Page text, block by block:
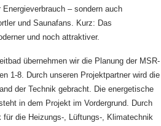
– sondern auch
und Saunafans. Kurz: Das
und noch attraktiver.
übernehmen wir die Planung der MSR-
1-8. Durch unseren Projektpartner wird die
der Technik gebracht. Die energetische
in dem Projekt im Vordergrund. Durch
für die Heizungs-, Lüftungs-, Klimatechnik